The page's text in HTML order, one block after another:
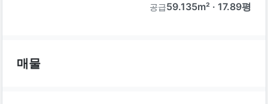
공급59.135m² · 17.89평
매물